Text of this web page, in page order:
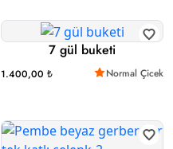
7 gül buketi
1.400,00 ₺ Normal Çicek